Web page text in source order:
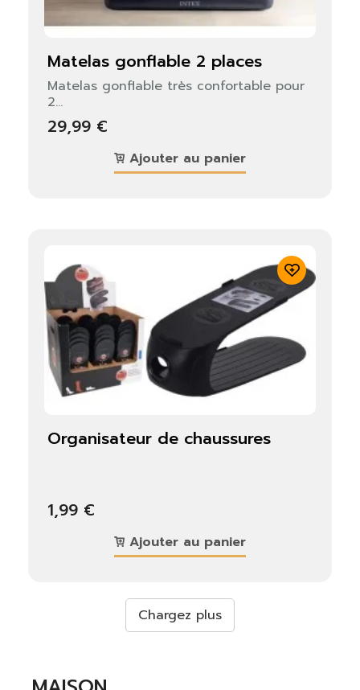
matelas gonflable 2 places
Matelas gonflable très confortable pour
2...
29,99 €
Ajouter au panier
organisateur de chaussures
1,99 €
Ajouter au panier
Chargez plus